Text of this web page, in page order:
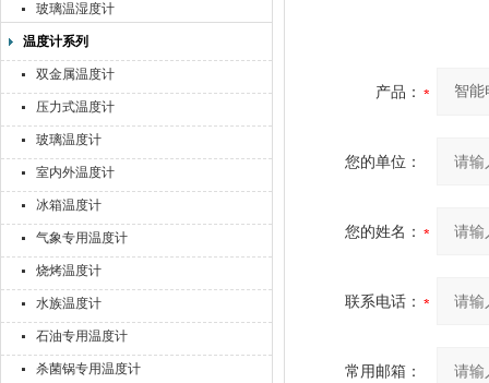
玻璃温湿度计
温度计系列
双金属温度计
压力式温度计
玻璃温度计
室内外温度计
冰箱温度计
气象专用温度计
烧烤温度计
水族温度计
石油专用温度计
杀菌锅专用温度计
产品：
您的单位：
您的姓名：
联系电话：
常用邮箱：